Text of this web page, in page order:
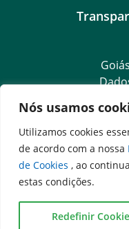
Nós usamos
Utilizamos cookies
de acordo com a nossa
de Cookies , ao
estas condições.
Redefinir
SIC – Serviço
e-SIC – Serviço
Acesso às